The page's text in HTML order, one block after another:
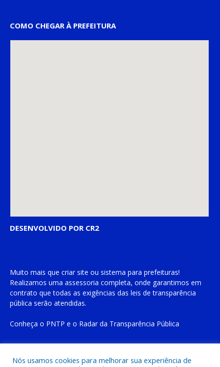
COMO CHEGAR À PREFEITURA
DESENVOLVIDO POR CR2
Muito mais que criar site ou sistema para prefeituras!
Realizamos uma assessoria completa, onde garantimos em
contrato que todas as exigências das leis de transparência
pública serão atendidas.
Conheça o PNTP e o Radar da Transparência Pública
Nós usamos cookies para melhorar sua experiência de